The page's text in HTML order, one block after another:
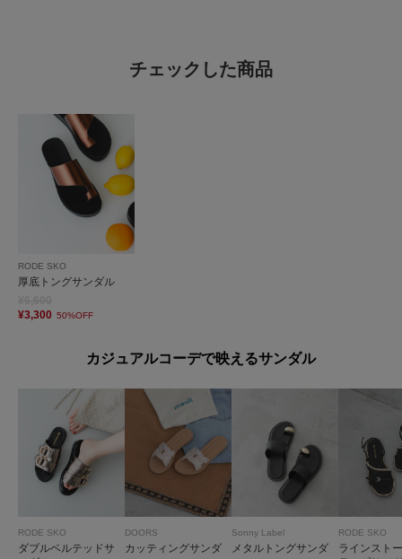
チェックした商品
RODE SKO
厚底トングサンダル
¥3,300 50%OFF
カジュアルコーデで映えるサンダル
RODE SKO
ダブルベルテッドサ
DOORS
カッティングサンダ
Sonny Label
メタルトングサンダ
RODE SKO
ラインスト